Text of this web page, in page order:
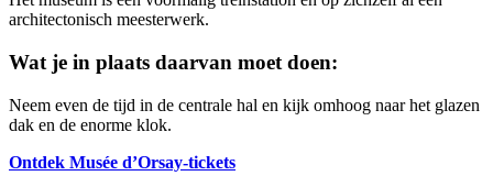
architectonisch meesterwerk.
Wat je in plaats daarvan moet doen:
Neem even de tijd in de centrale hal en kijk omhoog naar het glazen
dak en de enorme klok.
Ontdek Musée d’Orsay-tickets